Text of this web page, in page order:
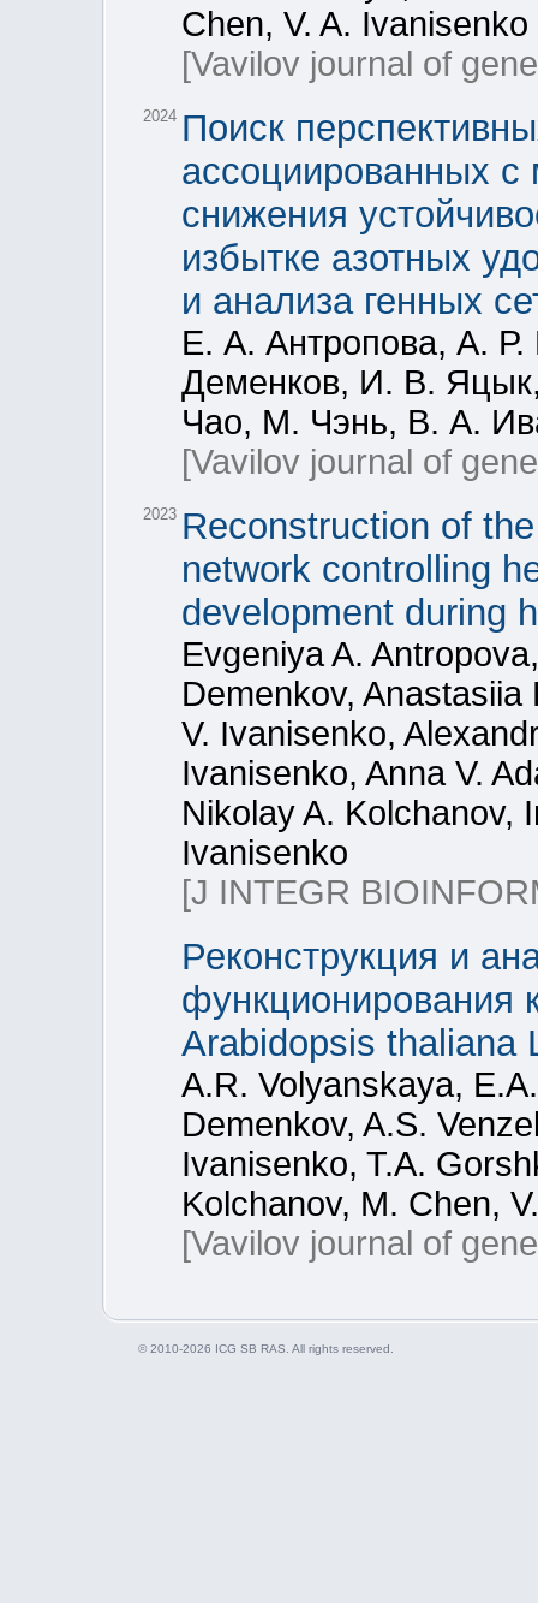
Chen, V. A. Ivanisenko
[Vavilov journal of
2024 Поиск
ассоциированных
снижения
избытке азотных
и анализа генных
Е. А. Антропова, А.
Деменков, И. В.
Чао, М. Чэнь, В. А.
[Vavilov journal of
2023 Reconstruction of
network controlling
development during
Evgeniya A.
Demenkov,
V. Ivanisenko,
Ivanisenko, Anna V.
Nikolay A. Kolchanov,
Ivanisenko
[J INTEGR
Реконструкция и
функционирования
Arabidopsis thaliana
A.R. Volyanskaya,
Demenkov, A.S.
Ivanisenko, T.A.
Kolchanov, M. Chen,
[Vavilov journal of
© 2010-2026 ICG SB RAS. All rights reserved.